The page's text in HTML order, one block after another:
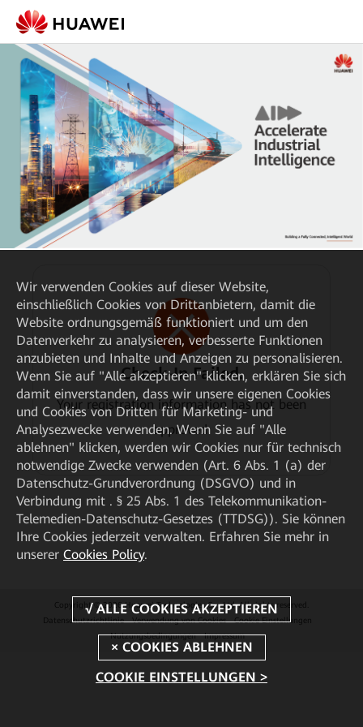
Check-In Failed.
Your registration information has not been
approved.
Copyright © 2026 Huawei Technologies Co., Ltd. All rights reserved.
Datenschutzrichtlinie
Verwendung von Cookies
Cookie Einstellungen
Nutzungsbedingungen
Impressum
Wir verwenden Cookies auf dieser Website,
einschließlich Cookies von Drittanbietern, damit die
Website ordnungsgemäß funktioniert und um den
Datenverkehr zu analysieren, verbesserte Funktionen
anzubieten und Inhalte und Anzeigen zu personalisieren.
Wenn Sie auf "Alle akzeptieren" klicken, erklären Sie sich
damit einverstanden, dass wir unsere eigenen Cookies
und Cookies von Dritten für Marketing- und
Analysezwecke verwenden. Wenn Sie auf "Alle
ablehnen" klicken, werden wir Cookies nur für technisch
notwendige Zwecke verwenden (Art. 6 Abs. 1 (a) der
Datenschutz-Grundverordnung (DSGVO) und in
Verbindung mit . § 25 Abs. 1 des Telekommunikation-
Telemedien-Datenschutz-Gesetzes (TTDSG)). Sie können
Ihre Cookies jederzeit verwalten. Erfahren Sie mehr in
unserer Cookies Policy.
COOKIE EINSTELLUNGEN >